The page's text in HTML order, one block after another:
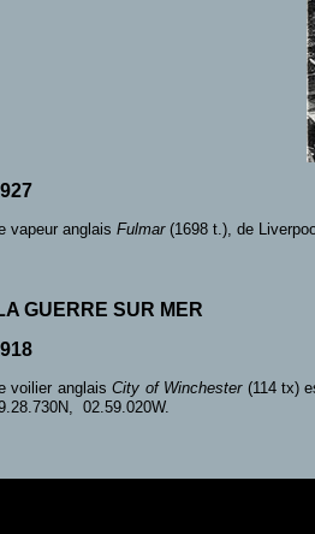
vapeur anglais Fulmar(1698 t.), de
GUERRE SUR MER
voilier anglaisCity of Winchester(114 tx)
02.59.020W.